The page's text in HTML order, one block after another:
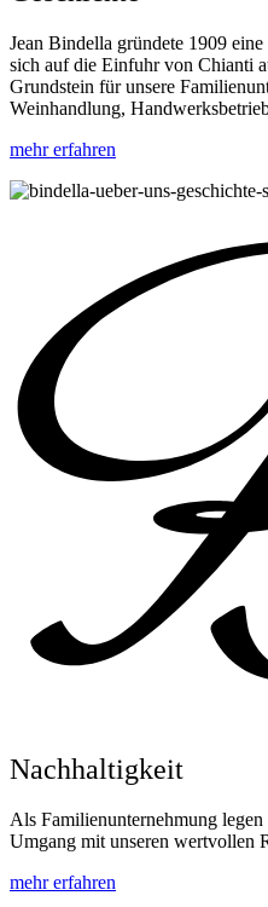
Jean Bindella gründete 1909
sich auf die Einfuhr von Chianti
Grundstein für unsere
Weinhandlung,
mehr erfahren
Nachhaltigkeit
Als Familienunternehmung
Umgang mit unseren wertvollen
mehr erfahren